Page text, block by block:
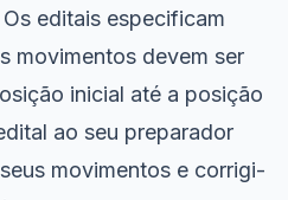
editais especificam
movimentos devem ser
inicial até a posição
ao seu preparador
movimentos e corrigi-